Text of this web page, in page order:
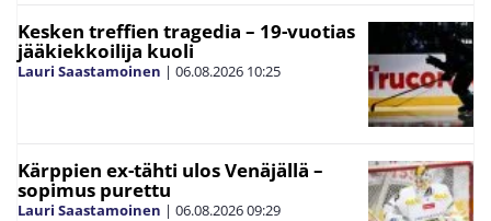
Kesken treffien tragedia – 19-vuotias
jääkiekkoilija kuoli
Lauri Saastamoinen | 06.08.2026 10:25
Kärppien ex-tähti ulos Venäjällä –
sopimus purettu
Lauri Saastamoinen | 06.08.202609:29